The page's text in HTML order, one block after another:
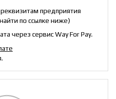
предприятия
по ссылке ниже)
через сервис Way For Pay.